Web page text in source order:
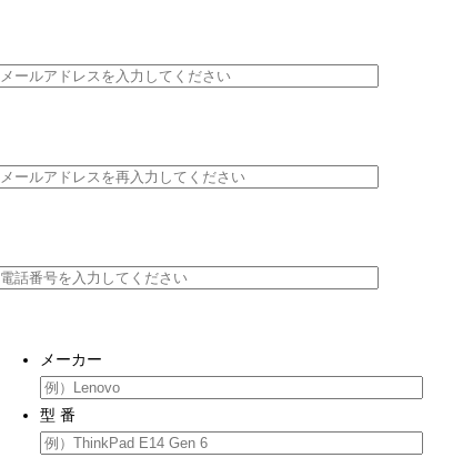
メーカー
型 番